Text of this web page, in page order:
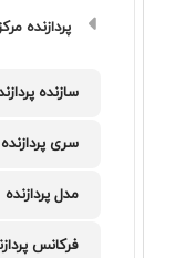
پردازنده
سازنده
سری پردازنده
مدل پردازنده
فرکانس